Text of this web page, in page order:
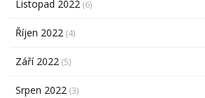
Listopad 2022 (6)
Říjen 2022 (4)
Září 2022 (5)
Srpen 2022 (3)